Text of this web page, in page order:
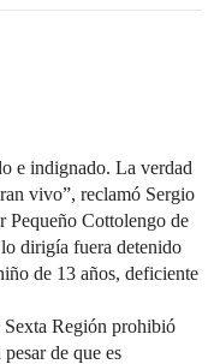
e indignado. La verdad
vivo”, reclamó Sergio
Pequeño Cottolengo de
dirigía fuera detenido
de 13 años, deficiente
Sexta Región prohibió
de que es